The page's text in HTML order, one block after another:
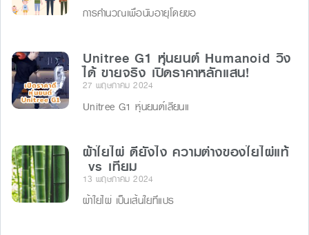
การคำนวณเพื่อนับอายุโดยขอ
Unitree G1 หุ่นยนต์ Humanoid วิ่ง
ได้ ขายจริง เปิดราคาหลักแสน!
27 พฤษภาคม 2024
Unitree G1 หุ่นยนต์เลียนแ
ผ้าใยไผ่ ดียังไง ความต่างของใยไผ่แท้
vs เทียม
13 พฤษภาคม 2024
ผ้าใยไผ่ เป็นเส้นใยที่แปร